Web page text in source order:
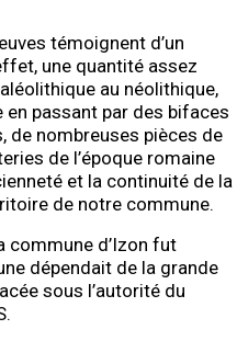
témoignent d’un
une quantité assez
au néolithique,
en passant par des bifaces
de nombreuses pièces de
de l’époque romaine
et la continuité de la
de notre commune.
commune d’Izon fut
dépendait de la grande
sous l’autorité du